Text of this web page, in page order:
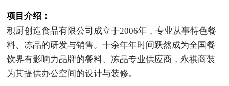
项目介绍：
积厨创造食品有限公司成立于2006年，专业从事特色餐
料、冻品的研发与销售。十余年年时间跃然成为全国餐
饮界有影响力品牌的餐料、冻品专业供应商，永祺商装
为其提供办公空间的设计与装修。